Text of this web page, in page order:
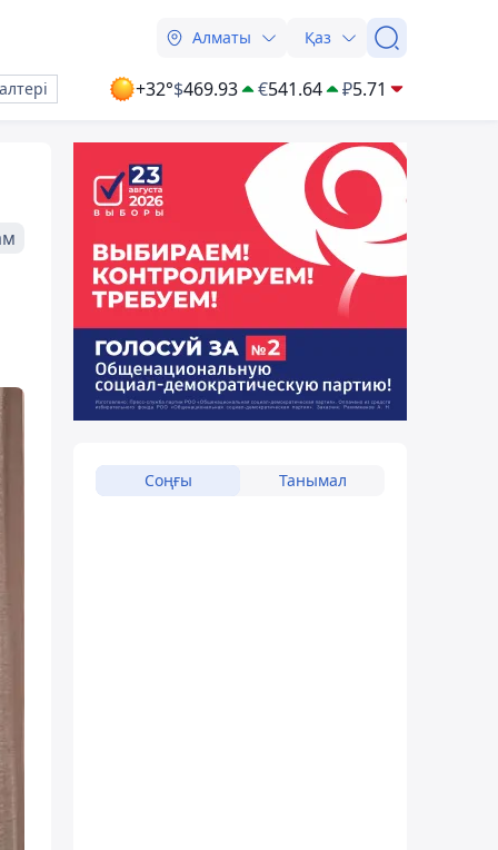
Алматы Қаз
+32°$469.93 €541.64 ₽5.71
Соңғы Танымал